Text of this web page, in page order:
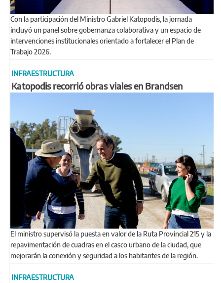
Con la participación del Ministro Gabriel Katopodis, la jornada
incluyó un panel sobre gobernanza colaborativa y un espacio de
intervenciones institucionales orientado a fortalecer el Plan de
Trabajo 2026.
INFRAESTRUCTURA
Katopodis recorrió obras viales en Brandsen
El ministro supervisó la puesta en valor de la Ruta Provincial 215 y la
repavimentación de cuadras en el casco urbano de la ciudad, que
mejorarán la conexión y seguridad a los habitantes de la región.
INFRAESTRUCTURA